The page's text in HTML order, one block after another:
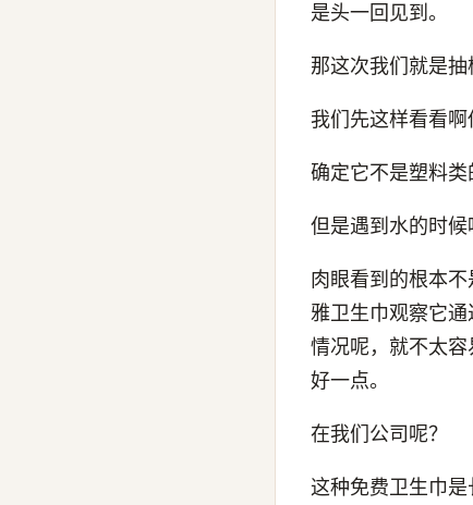
是头一回见到。
那这次我们就是抽
我们先这样看看啊
确定它不是塑料类
但是遇到水的时候
肉眼看到的根本
雅卫生巾观察它
情况呢，就不太
好一点。
在我们公司呢？
这种免费卫生巾是